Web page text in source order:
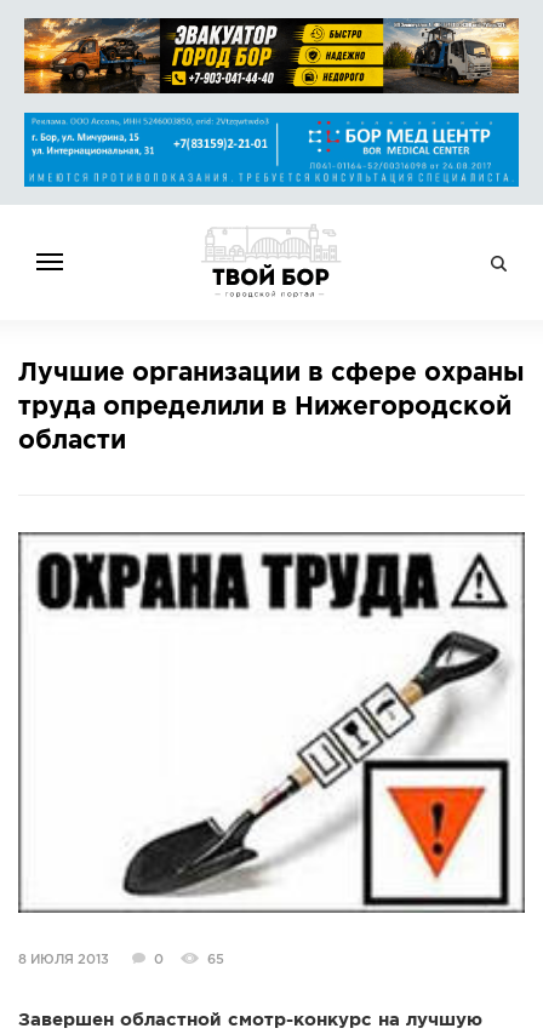
НОВОСТИ
СПРАВОЧНИК
АФИША
СПРАВКА
КАМЕРЫ
ПРЕДЛОЖИТЬ НОВОСТЬ
Лучшие организации в сфере охраны
труда определили в Нижегородской
области
8 ИЮЛЯ 2013 0 65
Завершен областной смотр-конкурс на лучшую